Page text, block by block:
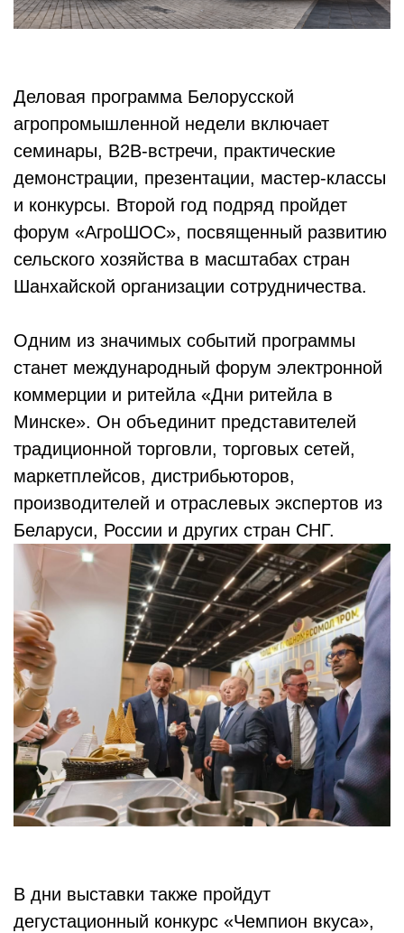
Деловая программа Белорусской
агропромышленной недели включает
семинары, B2B-встречи, практические
демонстрации, презентации, мастер-классы
и конкурсы. Второй год подряд пройдет
форум «АгроШОС», посвященный развитию
сельского хозяйства в масштабах стран
Шанхайской организации сотрудничества.
Одним из значимых событий программы
станет международный форум электронной
коммерции и ритейла «Дни ритейла в
Минске». Он объединит представителей
традиционной торговли, торговых сетей,
маркетплейсов, дистрибьюторов,
производителей и отраслевых экспертов из
Беларуси, России и других стран СНГ.
В дни выставки также пройдут
дегустационный конкурс «Чемпион вкуса»,